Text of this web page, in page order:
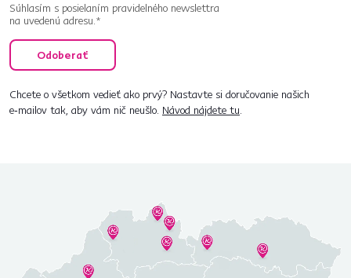
Súhlasím s posielaním pravidelného newslettra
na uvedenú adresu.*
Odoberať
Chcete o všetkom vedieť ako prvý? Nastavte si doručovanie našich
e‑mailov tak, aby vám nič neušlo. Návod nájdete tu.